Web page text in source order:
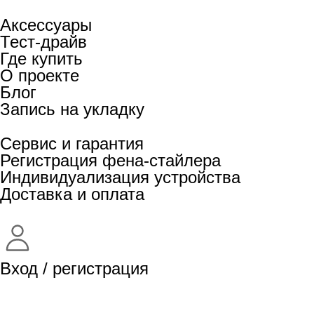
Аксессуары
Тест-драйв
Где купить
О проекте
Блог
Запись на укладку
Сервис и гарантия
Регистрация фена-стайлера
Индивидуализация устройства
Доставка и оплата
Вход / регистрация